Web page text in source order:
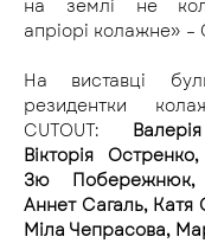
на землі не
апріорі колажне» –
На виставці
резидентки
CUTOUT:
Вікторія
Зю Побережнюк,
Аннет Сагаль, Катя
Міла Чепрасова,